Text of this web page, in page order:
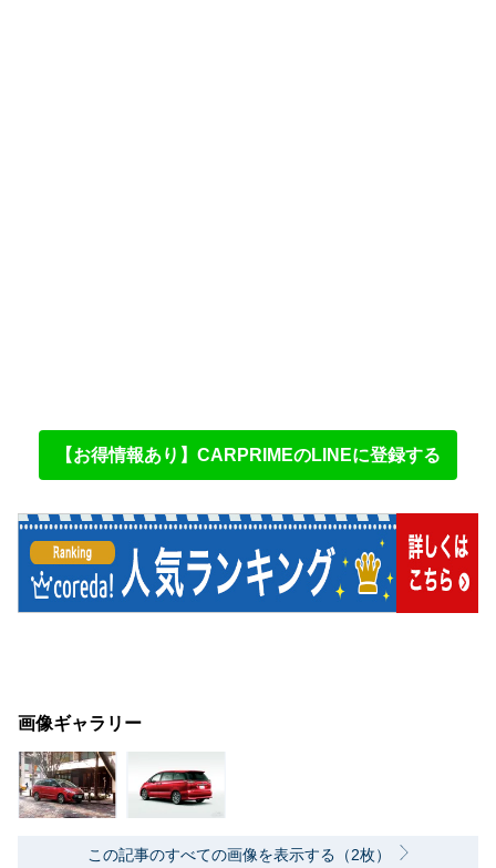
【お得情報あり】CARPRIMEのLINEに登録する
画像ギャラリー
この記事のすべての画像を表示する（2枚）